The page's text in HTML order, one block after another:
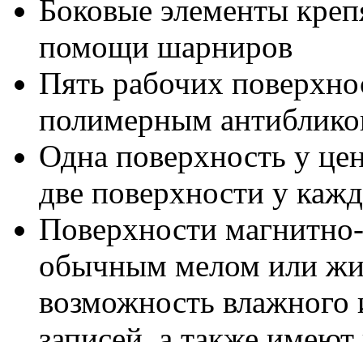
Боковые элементы
помощи шарниров
Пять рабочих
полимерным
Одна поверхность у
две поверхности у
Поверхности
обычным мелом или
возможность влажного